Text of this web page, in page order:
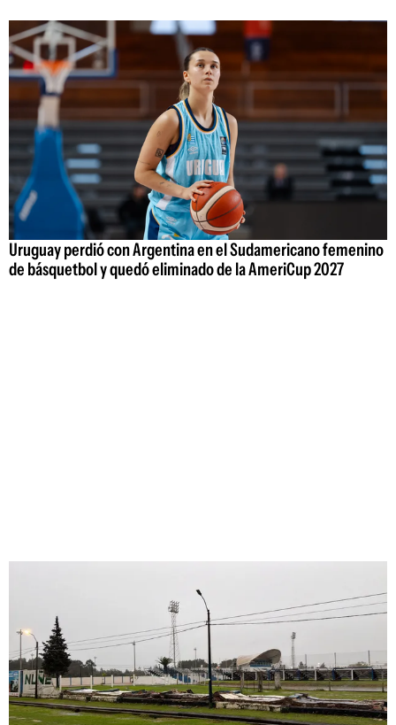
Uruguay perdió con Argentina en el Sudamericano femenino
de básquetbol y quedó eliminado de la AmeriCup 2027